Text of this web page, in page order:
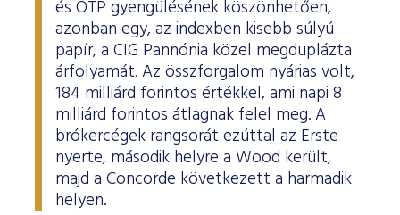
és OTP gyengülésének köszönhetően,
azonban egy, az indexben kisebb súlyú
papír, a CIG Pannónia közel megduplázta
árfolyamát. Az összforgalom nyárias volt,
184 milliárd forintos értékkel, ami napi 8
milliárd forintos átlagnak felel meg. A
brókercégek rangsorát ezúttal az Erste
nyerte, második helyre a Wood került,
majd a Concorde következett a harmadik
helyen.